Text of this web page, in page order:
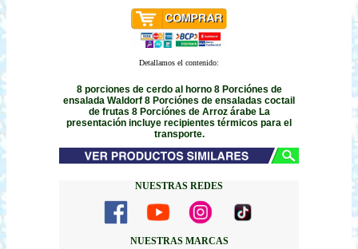
Detallamos el contenido:
8 porciones de cerdo al horno 8 Porciónes de
ensalada Waldorf 8 Porciónes de ensaladas coctail
de frutas 8 Porciónes de Arroz árabe La
presentación incluye recipientes térmicos para el
transporte.
NUESTRAS REDES
NUESTRAS MARCAS